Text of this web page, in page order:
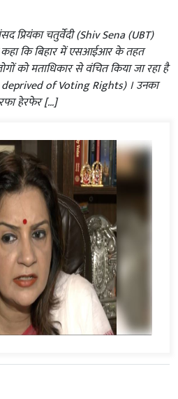
प्रियंका चतुर्वेदी (Shiv Sena (UBT)
कि बिहार में एसआईआर के तहत
को मताधिकार से वंचित किया जा रहा है
of Voting Rights) । उनका
हेरफेर […]